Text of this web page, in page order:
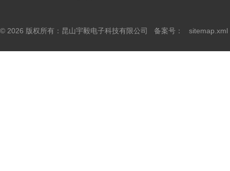
© 2026 版权所有：昆山宇毅电子科技有限公司 备案号： sitemap.xml